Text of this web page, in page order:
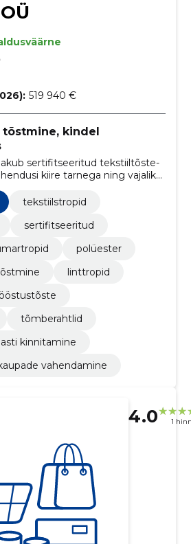
519 940 €
kindel
sertifitseeritud tekstiiltõste-
kiire tarnega ning vajaliku
Sobib ettevõtetele, kes vajavad
varustust.
tekstiilstropid
sertifitseeritud
polüester
linttropid
tõmberahtlid
lasti kinnitamine
vahendamine
4.0 1